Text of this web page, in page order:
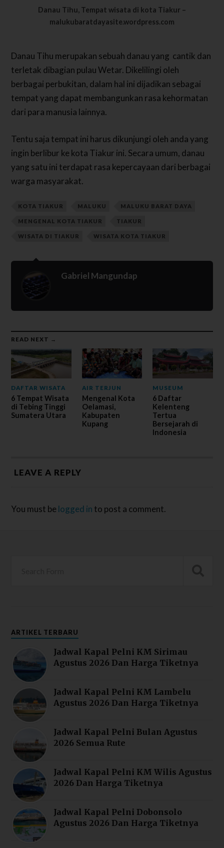
Danau Tihu, Tempat wisata di kota Tiakur –
malukubaratdayasite.wordpress.com
Danau Tihu merupakan sebuah danau yang cantik dan
terletak dibagian pulau Wetar. Dikelilingi oleh
berbagai perbukitan, dalam hal ini dijadikan sebagai
tempat yang dapat membangunkan rasa kehormatan
dari para manusia lainnya.
Tentu saja tempat ini harus dikunjungi oleh anda yang
ingin berlibur ke kota Tiakur ini. Secara umum, danau
yang satu ini terdapat rasa kepercayaan dari berbagai
warga masyarakat.
KOTA TIAKUR MALUKU MALUKU BARAT DAYA
MENGENAL KOTA TIAKUR TIAKUR
WISATA DI TIAKUR WISATA KOTA TIAKUR
Gabriel Mangundap
READ NEXT →
DAFTAR WISATA
6 Tempat Wisata
di Tebing Tinggi
Sumatera Utara
AIR TERJUN
Mengenal Kota
Oelamasi,
Kabupaten
Kupang
MUSEUM
6 Daftar
Kelenteng
Tertua
Bersejarah di
Indonesia
LEAVE A REPLY
You must be logged in to post a comment.
ARTIKEL TERBARU
Jadwal Kapal Pelni KM Sirimau
Agustus 2026 Dan Harga Tiketnya
Jadwal Kapal Pelni KM Lambelu
Agustus 2026 Dan Harga Tiketnya
Jadwal Kapal Pelni Bulan Agustus
2026 Semua Rute
Jadwal Kapal Pelni KM Wilis Agustus
2026 Dan Harga Tiketnya
Jadwal Kapal Pelni Dobonsolo
Agustus 2026 Dan Harga Tiketnya